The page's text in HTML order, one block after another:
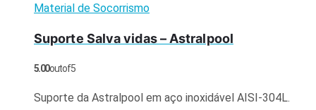
Material de Socorrismo
Suporte Salva vidas – Astralpool
5.00out of 5
Suporte da Astralpool em aço inoxidável AISI-304L.